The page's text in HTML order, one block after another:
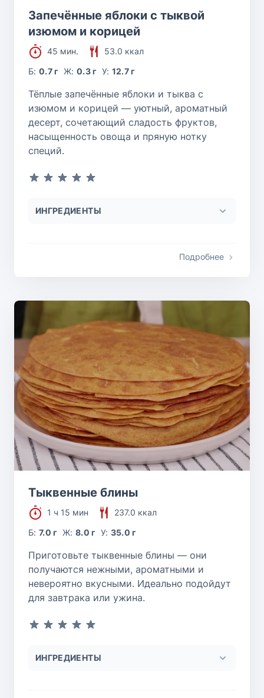
Запечённые яблоки с тыквой
изюмом и корицей
45 мин.
53.0 ккал
Б:0.7 г Ж: 0.3 г У: 12.7 г
Тёплые запечённые яблоки и тыква с
изюмом и корицей — уютный, ароматный
десерт, сочетающий сладость фруктов,
насыщенность овоща и пряную нотку
специй.
ИНГРЕДИЕНТЫ
Подробнее
Тыквенные блины
1 ч 15 мин
237.0 ккал
Б:7.0 г Ж: 8.0 г У: 35.0 г
Приготовьте тыквенные блины — они
получаются нежными, ароматными и
невероятно вкусными. Идеально подойдут
для завтрака или ужина.
ИНГРЕДИЕНТЫ